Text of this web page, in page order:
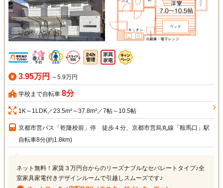
3.95万円 ～5.9万円
学校まで自転車 8分
1K～1LDK／23.5m²～37.8m²／7帖～10.5帖
京都市営バス「乾隆校前」停 徒歩４分、京都市営烏丸線「鞍馬口」駅
自転車8分(約1.8km)
ネット無料！家賃３万円台からのリーズナブルなセパレートタイプ♪全
室家具家電付きデザインルームで引越しスムーズです♪